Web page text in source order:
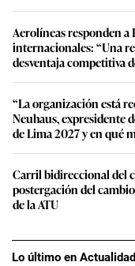
Aerolíneas responden a
internacionales: “Una
desventaja competitiva
“La organización está
Neuhaus, expresidente
de Lima 2027 y en qué
Carril bidireccional del
postergación del
de la ATU
Lo último en Actualidad